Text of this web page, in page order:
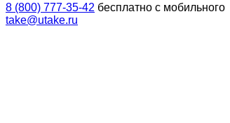
8 (800) 777-35-42 бесплатно с мобильного
take@utake.ru